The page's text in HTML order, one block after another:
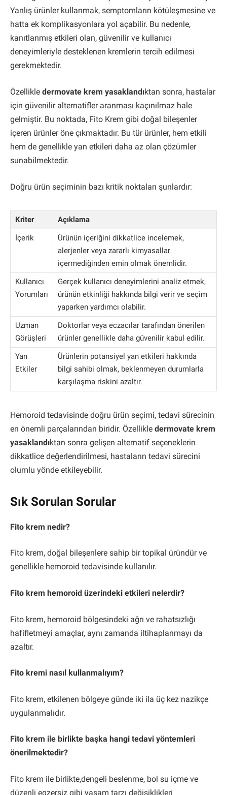
Yanlış ürünler kullanmak, semptomların kötüleşmesine ve
hatta ek komplikasyonlara yol açabilir. Bu nedenle,
kanıtlanmış etkileri olan, güvenilir ve kullanıcı
deneyimleriyle desteklenen kremlerin tercih edilmesi
gerekmektedir.
Özellikle dermovate krem yasaklandıktan sonra, hastalar
için güvenilir alternatifler aranması kaçınılmaz hale
gelmiştir. Bu noktada, Fito Krem gibi doğal bileşenler
içeren ürünler öne çıkmaktadır. Bu tür ürünler, hem etkili
hem de genellikle yan etkileri daha az olan çözümler
sunabilmektedir.
Doğru ürün seçiminin bazı kritik noktaları şunlardır:
Kriter
Açıklama
İçerik
Ürünün içeriğini dikkatlice incelemek,
alerjenler veya zararlı kimyasallar
içermediğinden emin olmak önemlidir.
Kullanıcı
Yorumları
Gerçek kullanıcı deneyimlerini analiz etmek,
ürünün etkinliği hakkında bilgi verir ve seçim
yaparken yardımcı olabilir.
Uzman
Görüşleri
Doktorlar veya eczacılar tarafından önerilen
ürünler genellikle daha güvenilir kabul edilir.
Yan
Etkiler
Ürünlerin potansiyel yan etkileri hakkında
bilgi sahibi olmak, beklenmeyen durumlarla
karşılaşma riskini azaltır.
Hemoroid tedavisinde doğru ürün seçimi, tedavi sürecinin
en önemli parçalarından biridir. Özellikle dermovate krem
yasaklandıktan sonra gelişen alternatif seçeneklerin
dikkatlice değerlendirilmesi, hastaların tedavi sürecini
olumlu yönde etkileyebilir.
Sık Sorulan Sorular
Fito krem nedir?
Fito krem, doğal bileşenlere sahip bir topikal üründür ve
genellikle hemoroid tedavisinde kullanılır.
Fito krem hemoroid üzerindeki etkileri nelerdir?
Fito krem, hemoroid bölgesindeki ağrı ve rahatsızlığı
hafifletmeyi amaçlar, aynı zamanda iltihaplanmayı da
azaltır.
Fito kremi nasıl kullanmalıyım?
Fito krem, etkilenen bölgeye günde iki ila üç kez nazikçe
uygulanmalıdır.
Fito krem ile birlikte başka hangi tedavi yöntemleri
önerilmektedir?
Fito krem ile birlikte,dengeli beslenme, bol su içme ve
düzenli egzersiz gibi yaşam tarzı değişiklikleri